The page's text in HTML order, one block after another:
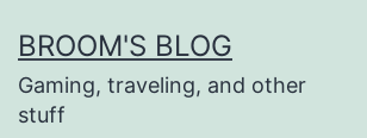
to
content
BROOM'S BLOG
Gaming, traveling, and other
stuff